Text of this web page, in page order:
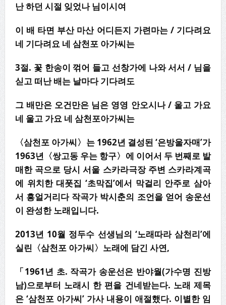
난 하던 시절 잊었나 님이시여
이 배 타면 부산 마산 어디든지 가련마는 / 기다려요
네 기다려요 네 삼천포 아가씨는
3절. 꽃 한송이 꺾어 들고 선창가에 나와 서서/ 님을
싣고 떠난 배는 날마다 기다려도
그 배만은 오건만은 님은 영영 안오시나/ 울고 가요
네 울고 가요 네 삼천포아가씨는
〈삼천포 아가씨〉 는 1962년 결성된‘은방울자매’가
1963년 〈쌍고동 우는 항구〉 에 이어서 두 번째로 발
매한 곡으로 당시 서울 스카라극장 주변 스카라계곡
에 위치한 대폿집 ‘초막집’에서 막걸리 안주로 삼아
서 흥얼거리다 작곡가 박시춘의 조언을 얻어 송운선
이 완성한 노래입니다.
2013년 10월 정두수 선생님의 ‘노래따라 삼천리’에
실린 〈삼천포 아가씨〉 노래에 담긴 사연,
「1961년 초. 작곡가 송운선은 반야월(가수명 진방
남)으로부터 노래시 한 편을 건네받는다. 노래 제목
은 ‘삼천포 아가씨’ 가사 내용이 애절했다. 이별한 임